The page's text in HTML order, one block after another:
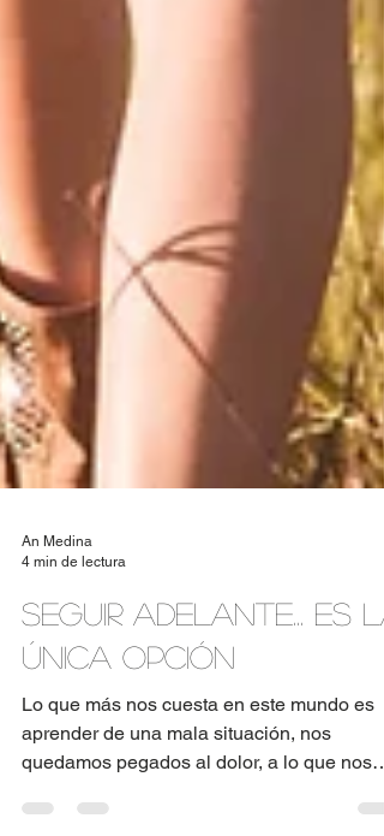
An Medina
Seguir Adelante... Es
única opción
Lo que más nos cuesta en este mundo es